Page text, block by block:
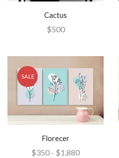
Cactus
$500
SALE
Florecer
$350 - $1,880